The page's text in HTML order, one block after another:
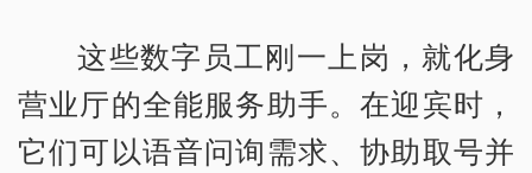
这些数字员工刚一上岗，就化身
营业厅的全能服务助手。在迎宾时，
它们可以语音问询需求、协助取号并